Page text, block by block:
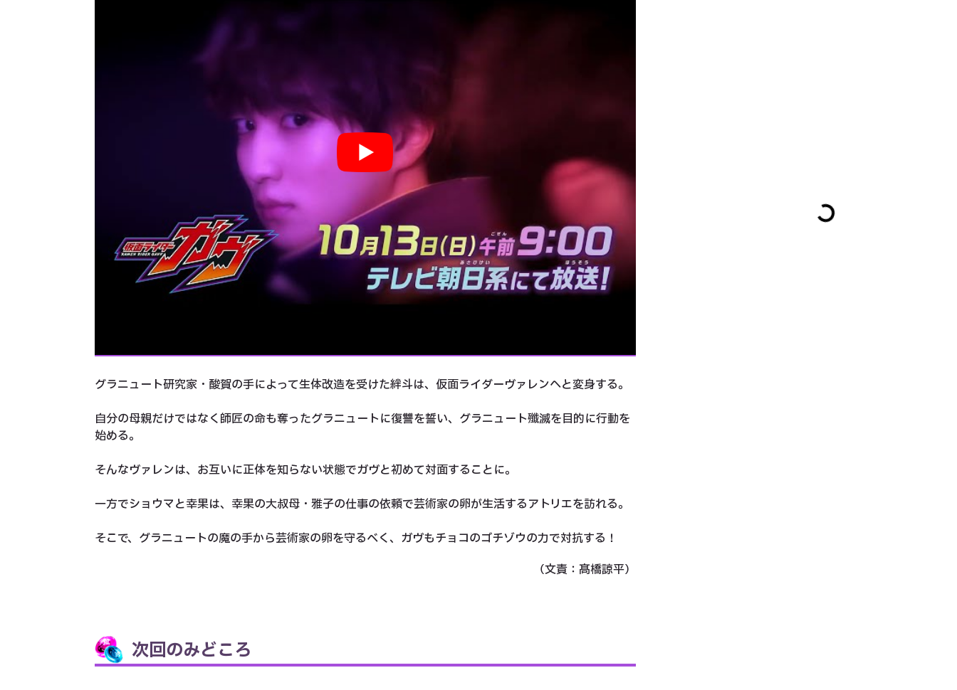
グラニュート研究家・酸賀の手によって生体改造を受けた絆斗は、仮面ライダーヴァレンへと変身する。
自分の母親だけではなく師匠の命も奪ったグラニュートに復讐を誓い、グラニュート殲滅を目的に行動を
始める。
そんなヴァレンは、お互いに正体を知らない状態でガヴと初めて対面することに。
一方でショウマと幸果は、幸果の大叔母・雅子の仕事の依頼で芸術家の卵が生活するアトリエを訪れる。
そこで、グラニュートの魔の手から芸術家の卵を守るべく、ガヴもチョコのゴチゾウの力で対抗する！
（文責：髙橋諒平）
次回のみどころ